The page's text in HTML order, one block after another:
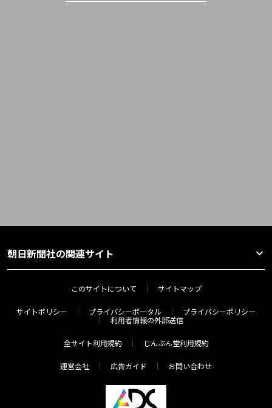
朝日新聞社の関連サイト
このサイトについて サイトマップ
サイトポリシー プライバシーポータル
プライバシーポリシー
利用者情報の外部送信
全サイト利用規約 じんぶん堂利用規約
運営会社 広告ガイド お問い合わせ